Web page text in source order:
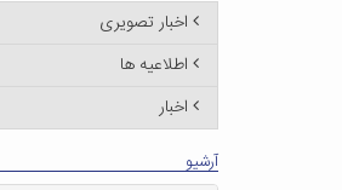
اخبار تصویری
اطلاعیه ها
اخبار
آرشیو